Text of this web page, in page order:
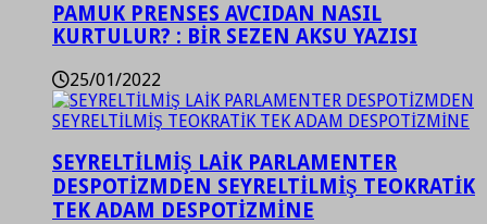
PAMUK PRENSES AVCIDAN NASIL
KURTULUR? : BİR SEZEN AKSU YAZISI
25/01/2022
SEYRELTİLMİŞ LAİK PARLAMENTER
DESPOTİZMDEN SEYRELTİLMİŞ TEOKRATİK
TEK ADAM DESPOTİZMİNE